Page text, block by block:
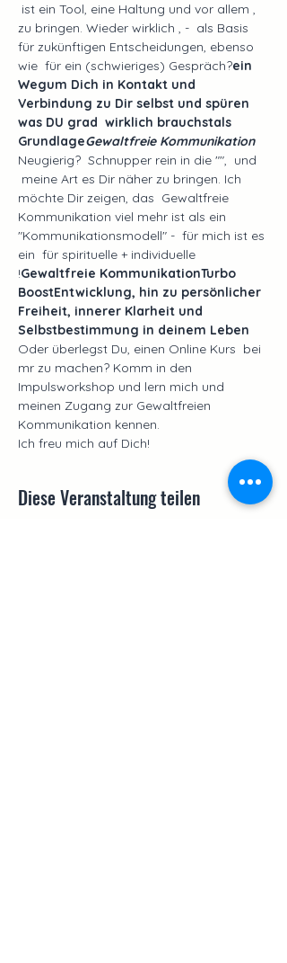
ist ein Tool, eine Haltung und vor allem ,
zu bringen. Wieder wirklich , -  als Basis
für zukünftigen Entscheidungen, ebenso
wie für ein (schwieriges) Gespräch?ein
Wegum Dich in Kontakt und
Verbindung zu Dir selbst und spüren
was DU grad  wirklich brauchstals
GrundlageGewaltfreie Kommunikation
Neugierig?  Schnupper rein in die "",  und
meine Art es Dir näher zu bringen. Ich
möchte Dir zeigen, das  Gewaltfreie
Kommunikation viel mehr ist als ein
"Kommunikationsmodell" -  für mich ist es
ein für spirituelle + individuelle
!Gewaltfreie KommunikationTurbo
BoostEntwicklung, hin zu persönlicher
Freiheit, innerer Klarheit und
Selbstbestimmung in deinem Leben
Oder überlegst Du, einen Online Kurs  bei
mr zu machen? Komm in den
Impulsworkshop und lern mich und
meinen Zugang zur Gewaltfreien
Kommunikation kennen.
Ich freu mich auf Dich!
Diese Veranstaltung teilen